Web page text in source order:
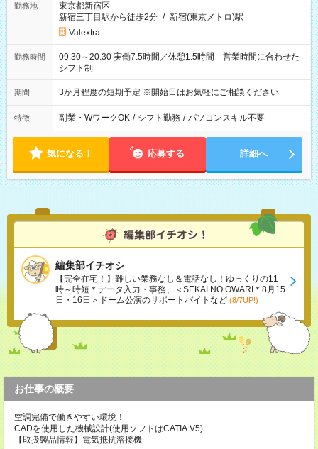
勤務地
東京都新宿区
新宿三丁目駅から徒歩2分 / 新宿(東京メトロ)駅
Valextra
勤務時間
09:30～20:30 実働7.5時間／休憩1.5時間 営業時間に合わせた
シフト制
期間 3か月程度の短期予定 ※開始日はお気軽にご相談ください
特徴 副業・WワークOK / シフト勤務 / パソコンスキル不要
気になる！ 応募する 詳細へ
編集部イチオシ
【完全在宅！】難しい業務なし＆電話なし！ゆっくりの11
時～時短＊データ入力・事務、＜SEKAI NO OWARI＊8月15
日・16日＞ドーム公演のサポートバイトなど (8/7UP!)
お仕事の概要
空調完備で働きやすい環境！
CADを使用した機械設計(使用ソフトはCATIA V5)
【取扱製品情報】電気抵抗溶接機